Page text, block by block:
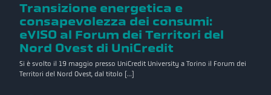
Transizione energetica e
consapevolezza dei consumi:
eVISO al Forum dei Territori del
Nord Ovest di UniCredit
Si è svolto il 19 maggio presso UniCredit University a Torino il Forum dei
Territori del Nord Ovest, dal titolo […]